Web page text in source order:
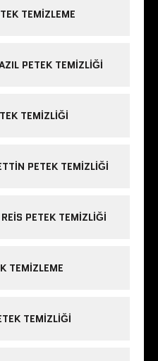
TEMIZLEME
PETEK TEMIZLIĞI
TEMIZLIĞI
PETEK TEMIZLIĞI
PETEK TEMIZLIĞI
TEMIZLEME
TEMIZLIĞI